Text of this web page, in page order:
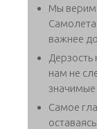
Мы верим
важнее
Дерзость
нам не
Самое